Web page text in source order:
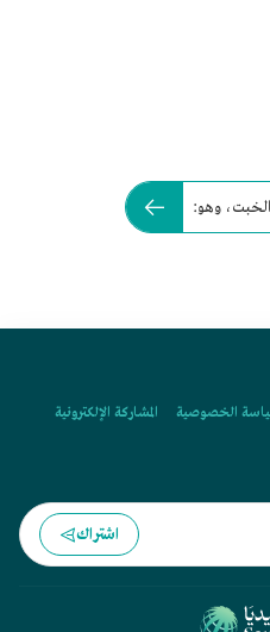
وهو:
الخصوصية
المشاركة الإلكترونية
اشتراك